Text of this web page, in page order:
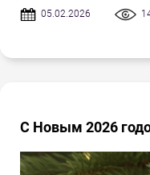
05.02.2026
С Новым 2026